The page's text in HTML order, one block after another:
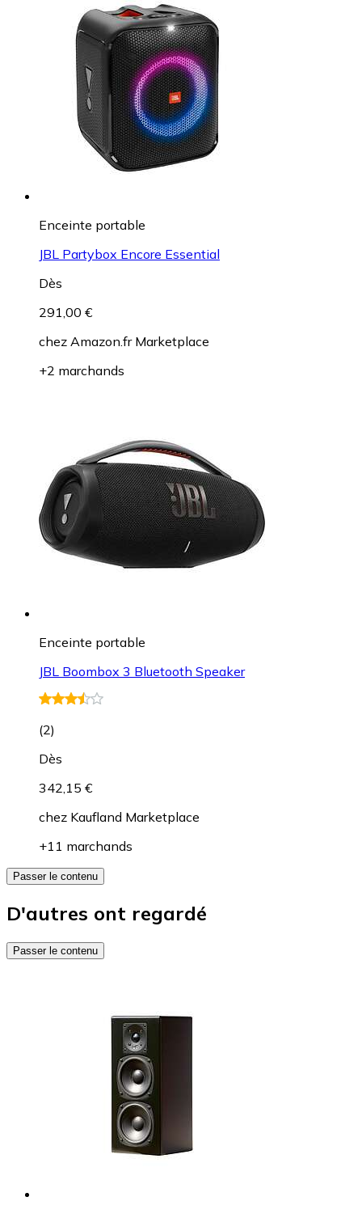
Enceinte portable
JBL Partybox Encore Essential
Dès
291,00 €
chez Amazon.fr Marketplace
+2 marchands
Enceinte portable
JBL Boombox 3 Bluetooth Speaker
(2)
Dès
342,15 €
chez Kaufland Marketplace
+11 marchands
Passer le contenu
D'autres ont regardé
Passer le contenu